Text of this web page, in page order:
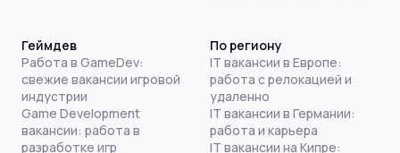
Геймдев
Работа в GameDev:
свежие вакансии игровой
индустрии
Game Development
вакансии: работа в
разработке игр
По региону
IT вакансии в Европе:
работа с релокацией и
удаленно
IT вакансии в Германии:
работа и карьера
IT вакансии на Кипре: